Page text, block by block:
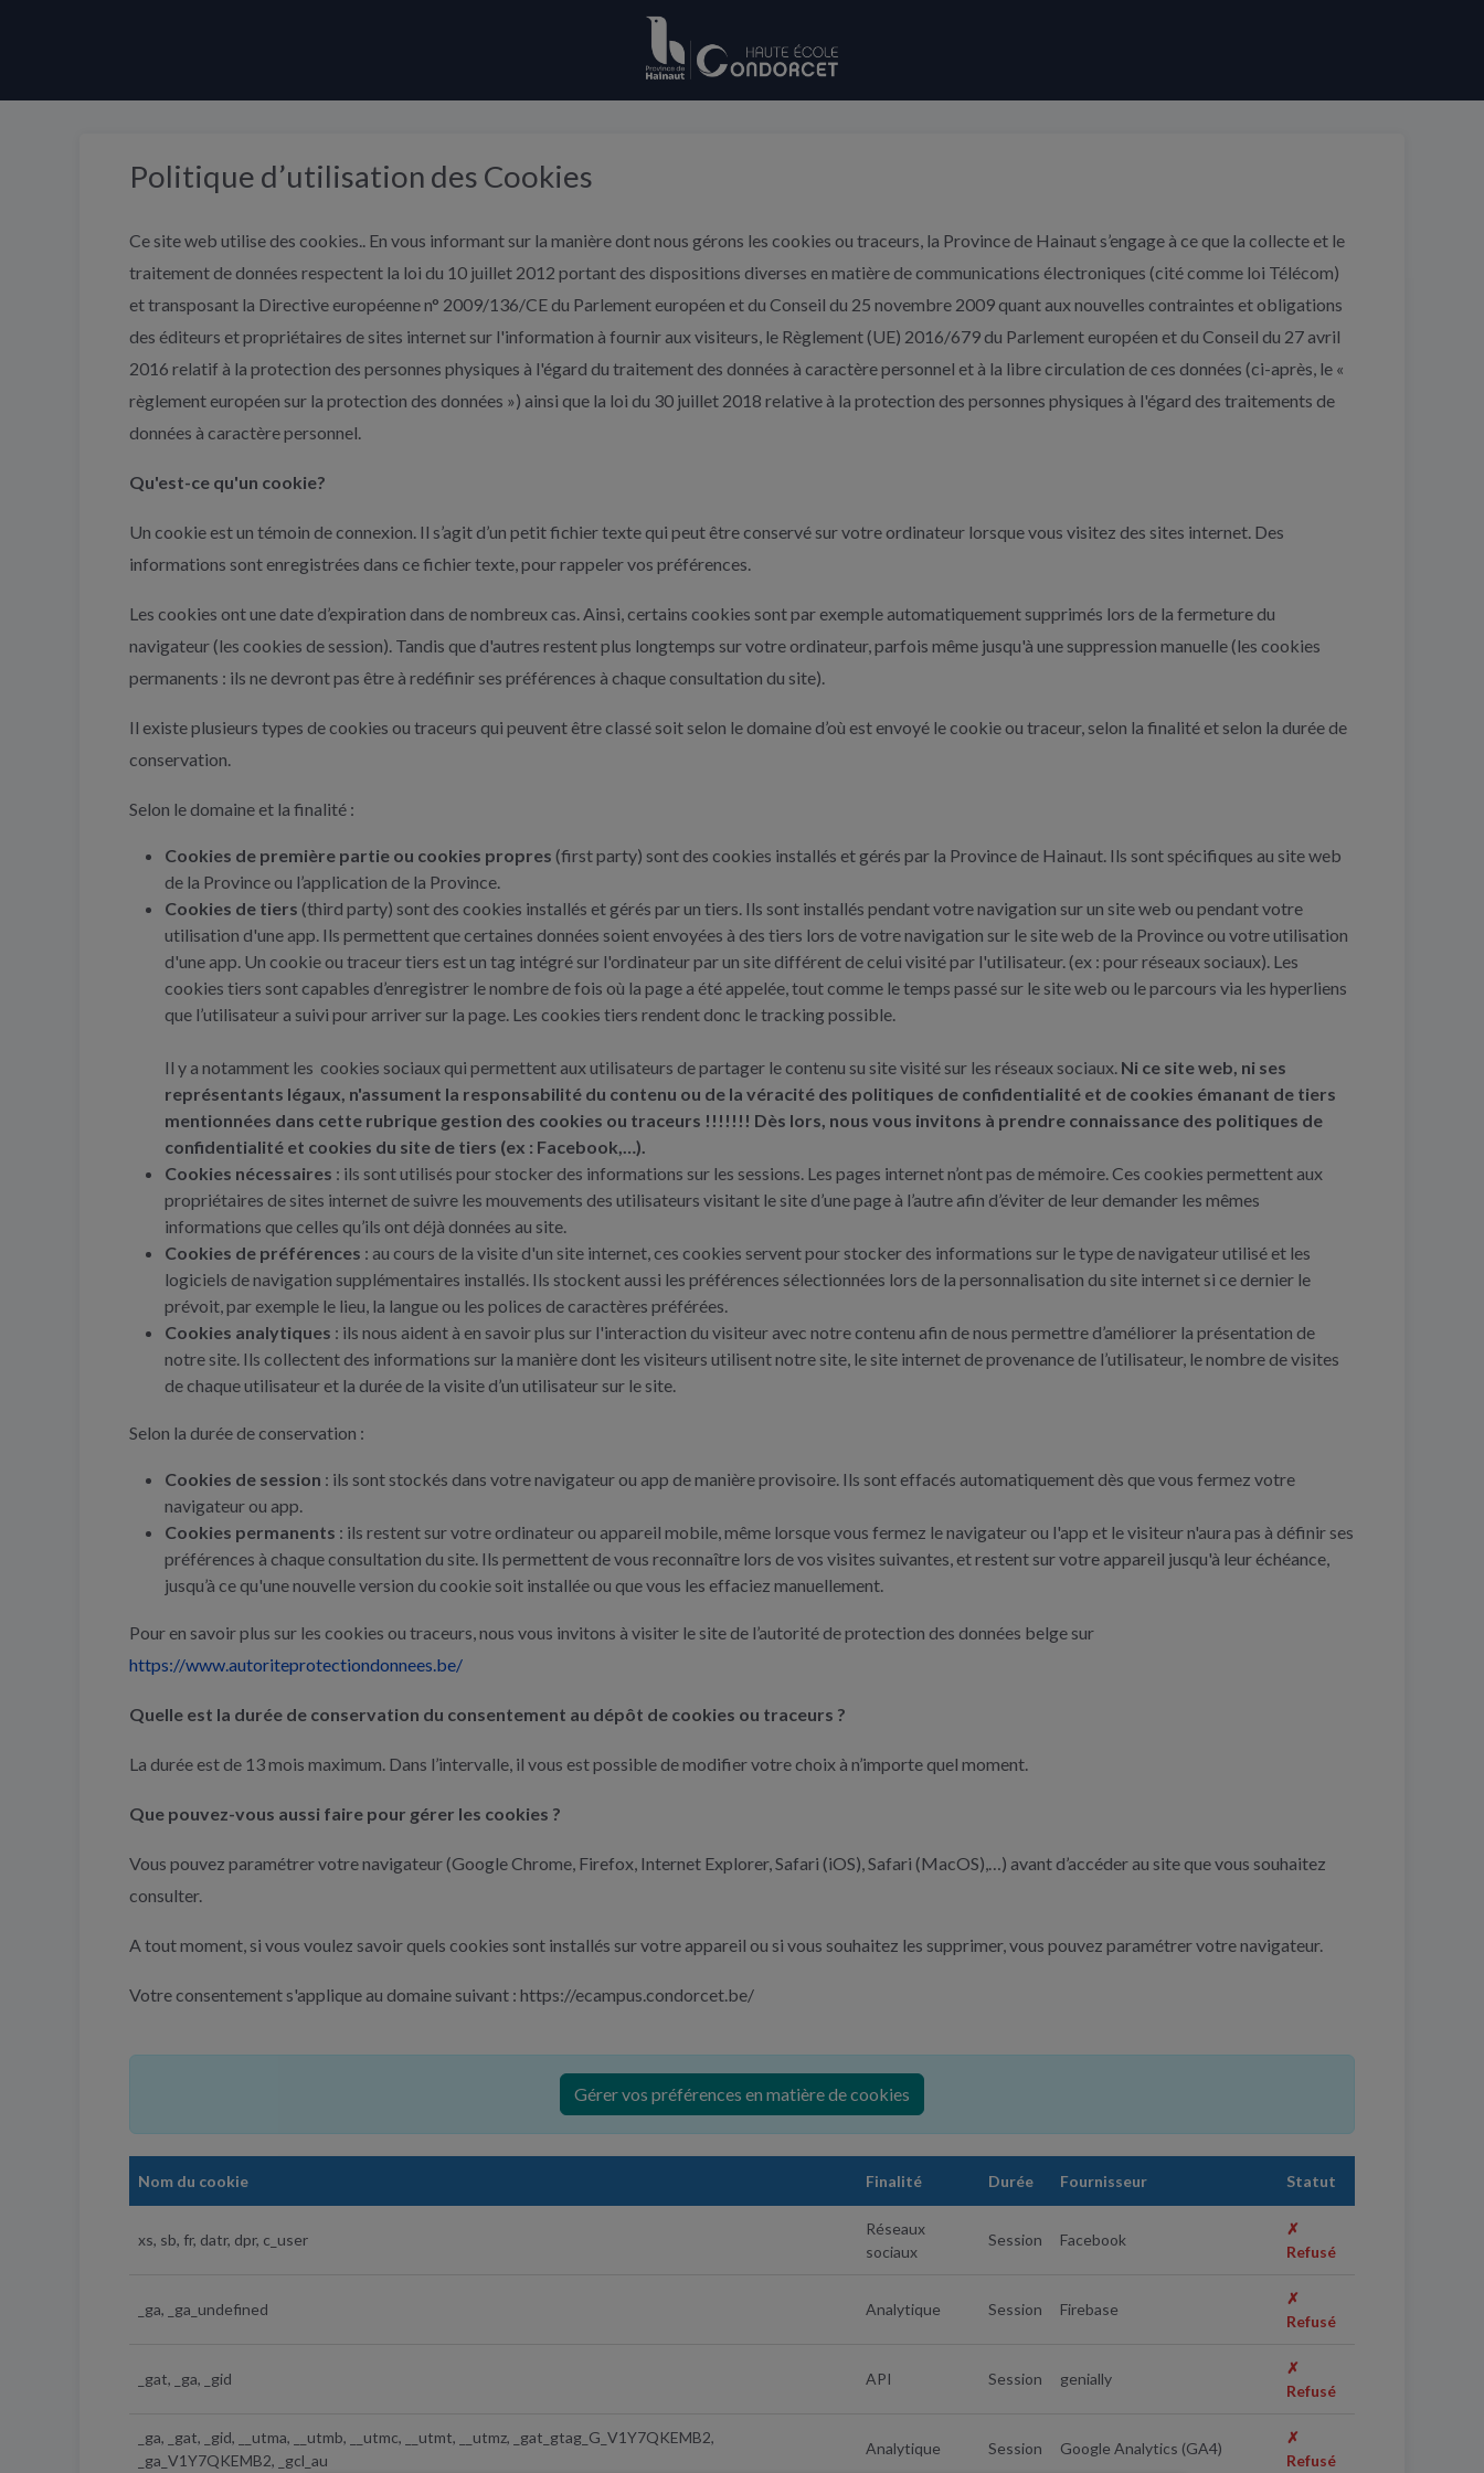
Politique d’utilisation des Cookies
Ce site web utilise des cookies.. En vous informant sur la manière dont nous gérons les cookies ou traceurs, la Province de Hainaut s’engage à ce que la collecte et le
traitement de données respectent la loi du 10 juillet 2012 portant des dispositions diverses en matière de communications électroniques (cité comme loi Télécom)
et transposant la Directive européenne n° 2009/136/CE du Parlement européen et du Conseil du 25 novembre 2009 quant aux nouvelles contraintes et obligations
des éditeurs et propriétaires de sites internet sur l'information à fournir aux visiteurs, le Règlement (UE) 2016/679 du Parlement européen et du Conseil du 27 avril
2016 relatif à la protection des personnes physiques à l'égard du traitement des données à caractère personnel et à la libre circulation de ces données (ci-après, le «
règlement européen sur la protection des données ») ainsi que la loi du 30 juillet 2018 relative à la protection des personnes physiques à l'égard des traitements de
données à caractère personnel.
Qu'est-ce qu'un cookie?
Un cookie est un témoin de connexion. Il s’agit d’un petit fichier texte qui peut être conservé sur votre ordinateur lorsque vous visitez des sites internet. Des
informations sont enregistrées dans ce fichier texte, pour rappeler vos préférences.
Les cookies ont une date d’expiration dans de nombreux cas. Ainsi, certains cookies sont par exemple automatiquement supprimés lors de la fermeture du
navigateur (les cookies de session). Tandis que d'autres restent plus longtemps sur votre ordinateur, parfois même jusqu'à une suppression manuelle (les cookies
permanents : ils ne devront pas être à redéfinir ses préférences à chaque consultation du site).
Il existe plusieurs types de cookies ou traceurs qui peuvent être classé soit selon le domaine d’où est envoyé le cookie ou traceur, selon la finalité et selon la durée de
conservation.
Selon le domaine et la finalité :
Cookies de première partie ou cookies propres (first party) sont des cookies installés et gérés par la Province de Hainaut. Ils sont spécifiques au site web
de la Province ou l’application de la Province.
Cookies de tiers (third party) sont des cookies installés et gérés par un tiers. Ils sont installés pendant votre navigation sur un site web ou pendant votre
utilisation d'une app. Ils permettent que certaines données soient envoyées à des tiers lors de votre navigation sur le site web de la Province ou votre utilisation
d'une app. Un cookie ou traceur tiers est un tag intégré sur l'ordinateur par un site différent de celui visité par l'utilisateur. (ex : pour réseaux sociaux). Les
cookies tiers sont capables d’enregistrer le nombre de fois où la page a été appelée, tout comme le temps passé sur le site web ou le parcours via les hyperliens
que l’utilisateur a suivi pour arriver sur la page. Les cookies tiers rendent donc le tracking possible.
Il y a notamment les cookies sociaux qui permettent aux utilisateurs de partager le contenu su site visité sur les réseaux sociaux. Ni ce site web, ni ses
représentants légaux, n'assument la responsabilité du contenu ou de la véracité des politiques de confidentialité et de cookies émanant de tiers
mentionnées dans cette rubrique gestion des cookies ou traceurs !!!!!!! Dès lors, nous vous invitons à prendre connaissance des politiques de
confidentialité et cookies du site de tiers (ex : Facebook,…).
Cookies nécessaires : ils sont utilisés pour stocker des informations sur les sessions. Les pages internet n’ont pas de mémoire. Ces cookies permettent aux
propriétaires de sites internet de suivre les mouvements des utilisateurs visitant le site d’une page à l’autre afin d’éviter de leur demander les mêmes
informations que celles qu’ils ont déjà données au site.
Cookies de préférences : au cours de la visite d'un site internet, ces cookies servent pour stocker des informations sur le type de navigateur utilisé et les
logiciels de navigation supplémentaires installés. Ils stockent aussi les préférences sélectionnées lors de la personnalisation du site internet si ce dernier le
prévoit, par exemple le lieu, la langue ou les polices de caractères préférées.
Cookies analytiques : ils nous aident à en savoir plus sur l'interaction du visiteur avec notre contenu afin de nous permettre d’améliorer la présentation de
notre site. Ils collectent des informations sur la manière dont les visiteurs utilisent notre site, le site internet de provenance de l’utilisateur, le nombre de visites
de chaque utilisateur et la durée de la visite d’un utilisateur sur le site.
Selon la durée de conservation :
Cookies de session : ils sont stockés dans votre navigateur ou app de manière provisoire. Ils sont effacés automatiquement dès que vous fermez votre
navigateur ou app.
Cookies permanents : ils restent sur votre ordinateur ou appareil mobile, même lorsque vous fermez le navigateur ou l'app et le visiteur n'aura pas à définir ses
préférences à chaque consultation du site. Ils permettent de vous reconnaître lors de vos visites suivantes, et restent sur votre appareil jusqu'à leur échéance,
jusqu’à ce qu'une nouvelle version du cookie soit installée ou que vous les effaciez manuellement.
Pour en savoir plus sur les cookies ou traceurs, nous vous invitons à visiter le site de l’autorité de protection des données belge sur
https://www.autoriteprotectiondonnees.be/
Quelle est la durée de conservation du consentement au dépôt de cookies ou traceurs ?
La durée est de 13 mois maximum. Dans l’intervalle, il vous est possible de modifier votre choix à n’importe quel moment.
Que pouvez-vous aussi faire pour gérer les cookies ?
Vous pouvez paramétrer votre navigateur (Google Chrome, Firefox, Internet Explorer, Safari (iOS), Safari (MacOS),…) avant d’accéder au site que vous souhaitez
consulter.
A tout moment, si vous voulez savoir quels cookies sont installés sur votre appareil ou si vous souhaitez les supprimer, vous pouvez paramétrer votre navigateur.
Votre consentement s'applique au domaine suivant : https://ecampus.condorcet.be/
Gérer vos préférences en matière de cookies
Nom du cookie Finalité Durée Fournisseur Statut
xs, sb, fr, datr, dpr, c_user
Réseaux
sociaux
Session Facebook
✗
Refusé
_ga, _ga_undefined Analytique Session Firebase
✗
Refusé
_gat, _ga, _gid API Session genially
✗
Refusé
_ga, _gat, _gid, __utma, __utmb, __utmc, __utmt, __utmz, _gat_gtag_G_V1Y7QKEMB2,
_ga_V1Y7QKEMB2, _gcl_au
Analytique Session Google Analytics (GA4)
✗
Refusé